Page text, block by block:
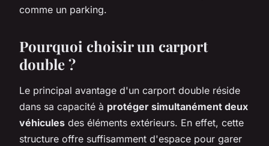
comme un parking.
Pourquoi choisir un carport
double ?
Le principal avantage d'un carport double réside
dans sa capacité à protéger simultanément deux
véhicules des éléments extérieurs. En effet, cette
structure offre suffisamment d'espace pour garer